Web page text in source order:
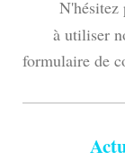
N'hésitez
à utiliser
formulaire de